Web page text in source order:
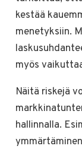
kestää
menetyksiin.
myös
Näitä riskejä
hallinnalla.